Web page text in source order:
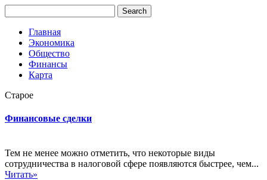
Главная
Экономика
Общество
Финансы
Карта
Старое
Финансовые сделки
Тем не менее можно отметить, что некоторые виды
сотрудничества в налоговой сфере появляются быстрее, чем...
Читать»